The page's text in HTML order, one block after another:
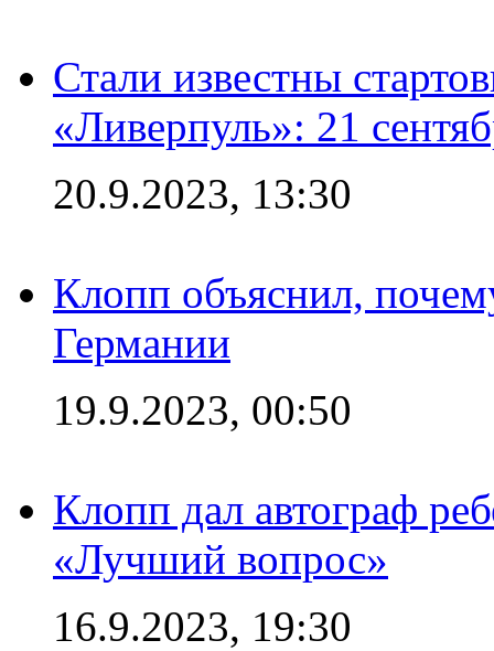
Стали известны
«Ливерпуль»: 21
20.9.2023, 13:30
Клопп объяснил,
Германии
19.9.2023, 00:50
Клопп дал автограф
«Лучший вопрос»
16.9.2023, 19:30